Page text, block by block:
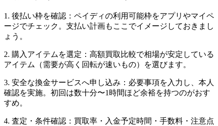
1. 後払い枠を確認：ペイディの利用可能枠をアプリやマイペ
ージでチェック。支払い計画もここでイメージしておきまし
ょう。
2. 購入アイテムを選定：高額買取比較で相場が安定している
アイテム（需要が高く回転が速いもの）を選びます。
3. 安全な換金サービスへ申し込み：必要事項を入力し、本人
確認を実施。初回は数十分〜1時間ほど余裕を持つのがおす
すめ。
4. 査定・条件確認：買取率・入金予定時間・手数料・注意点